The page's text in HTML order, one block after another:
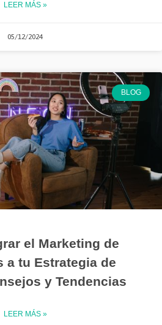
LEER MÁS »
05/12/2024
BLOG
el Marketing de
a tu Estrategia de
y Tendencias
LEER MÁS »